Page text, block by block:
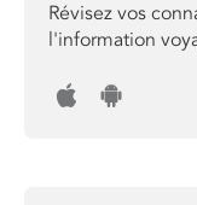
Révisez vos
l'information